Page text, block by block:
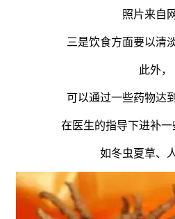
照片来自
三是饮食方面要以清
此外，
可以通过一些药物达
在医生的指导下进补一
如冬虫夏草、